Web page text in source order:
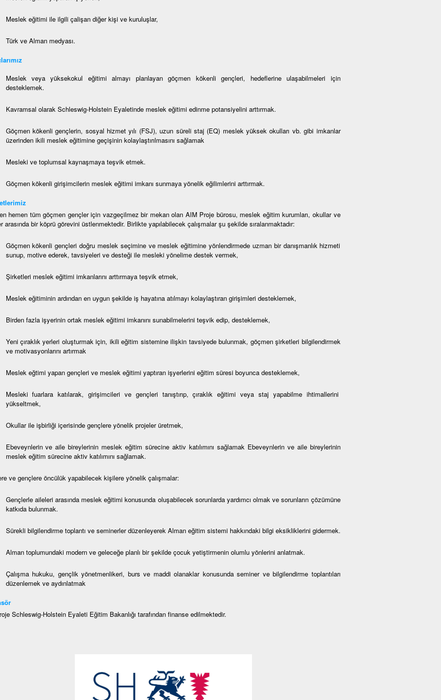
Meslek eğitimi ile ilgili çalişan diğer kişi ve kuruluşlar,
Türk ve Alman medyası.
larımız
Meslek veya yüksekokul eğitimi almayı planlayan göçmen kökenli gençleri, hedeflerine ulaşabilmeleri için
desteklemek.
Kavramsal olarak Schleswig-Holstein Eyaletinde meslek eğitimi edinme potansiyelini arttırmak.
Göçmen kökenli gençlerin, sosyal hizmet yılı (FSJ), uzun süreli staj (EQ) meslek yüksek okulları vb. gibi imkanlar
üzerinden ikili meslek eğitimine geçişinin kolaylaştırılmasını sağlamak
Mesleki ve toplumsal kaynaşmaya teşvik etmek.
Göçmen kökenli girişimcilerin meslek eğitimi imkanı sunmaya yönelik eğilimlerini arttırmak.
hemen tüm göçmen gençler için vazgeçilmez bir mekan olan AIM Proje bürosu, meslek eğitim kurumları, okullar ve
arasında bir köprü görevini üstlenmektedir. Birlikte yapılabilecek çalışmalar şu şekilde sıralanmaktadır:
Göçmen kökenli gençleri doğru meslek seçimine ve meslek eğitimine yönlendirmede uzman bir danışmanlık hizmeti
sunup, motive ederek, tavsiyeleri ve desteği ile mesleki yönelime destek vermek,
Şirketleri meslek eğitimi imkanlarını arttırmaya teşvik etmek,
Meslek eğitiminin ardından en uygun şekilde iş hayatına atılmayı kolaylaştıran girişimleri desteklemek,
Birden fazla işyerinin ortak meslek eğitimi imkanını sunabilmelerini teşvik edip, desteklemek,
Yeni çıraklık yerleri oluşturmak için, ikili eğitim sistemine ilişkin tavsiyede bulunmak, göçmen şirketleri bilgilendirmek
ve motivasyonlarını artırmak
Meslek eğtimi yapan gençleri ve meslek eğitimi yaptıran işyerlerini eğitim süresi boyunca desteklemek,
Mesleki fuarlara katılarak, girişimcileri ve gençleri tanıştırıp, çıraklık eğitimi veya staj yapabilme ihtimallerini
yükseltmek,
Okullar ile işbirliği içerisinde gençlere yönelik projeler üretmek,
Ebeveynlerin ve aile bireylerinin meslek eğitim sürecine aktiv katılımını sağlamak Ebeveynlerin ve aile bireylerinin
meslek eğitim sürecine aktiv katılımını sağlamak.
ve gençlere öncülük yapabilecek kişilere yönelik çalışmalar:
Gençlerle aileleri arasında meslek eğitimi konusunda oluşabilecek sorunlarda yardımcı olmak ve sorunların çözümüne
katkıda bulunmak.
Sürekli bilgilendirme toplantı ve seminerler düzenleyerek Alman eğitim sistemi hakkındaki bilgi eksikliklerini gidermek.
Alman toplumundaki modern ve geleceğe planlı bir şekilde çocuk yetiştirmenin olumlu yönlerini anlatmak.
Çalışma hukuku, gençlik yönetmenlikeri, burs ve maddi olanaklar konusunda seminer ve bilgilendirme toplantıları
düzenlemek ve aydınlatmak
Schleswig-Holstein Eyaleti Eğitim Bakanlığı tarafından finanse edilmektedir.